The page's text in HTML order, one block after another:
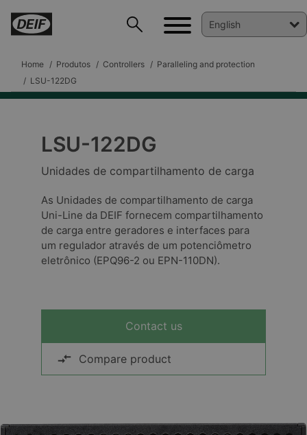
Home Produtos Controllers
Paralleling and protection
LSU-122DG
LSU-122DG
Unidades de compartilhamento de carga
As Unidades de compartilhamento de carga
Uni-Line da DEIF fornecem compartilhamento
de carga entre geradores e interfaces para
um regulador através de um potenciômetro
eletrônico (EPQ96-2 ou EPN-110DN).
Contact us
Compare product
DEIF PowerAI